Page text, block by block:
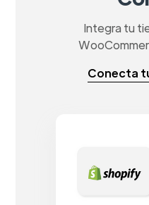
Integra tu
Conecta